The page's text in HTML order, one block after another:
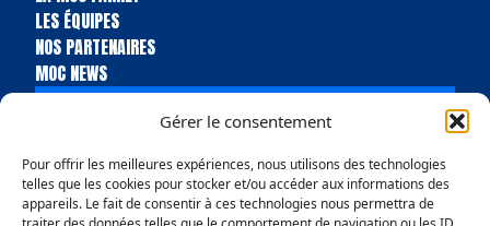
Gérer le consentement
Pour offrir les meilleures expériences, nous utilisons des technologies
telles que les cookies pour stocker et/ou accéder aux informations des
appareils. Le fait de consentir à ces technologies nous permettra de
LES ÉQUIPES
NOS PARTENAIRES
MOC NEWS
BILLETTERIE
BOUTIQUE